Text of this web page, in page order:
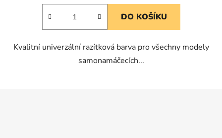
5,0
hvězdiček.
DO KOŠÍKU
Kvalitní univerzální razítková barva pro všechny modely
samonamáčecích...